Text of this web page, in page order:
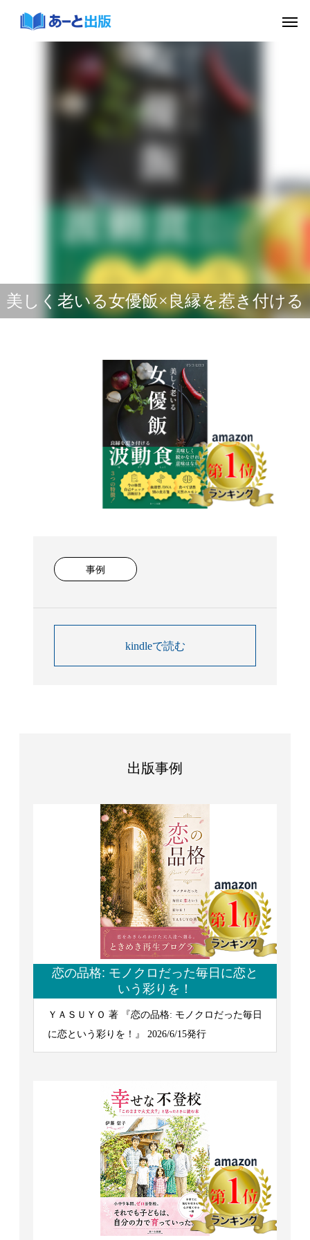
美しく老いる女優飯×良縁を惹き付ける
事例
kindleで読む
出版事例
恋の品格: モノクロだった毎日に恋と
いう彩りを！
ＹＡＳＵＹＯ 著 『恋の品格: モノクロだった毎日
に恋という彩りを！』 2026/6/15発行